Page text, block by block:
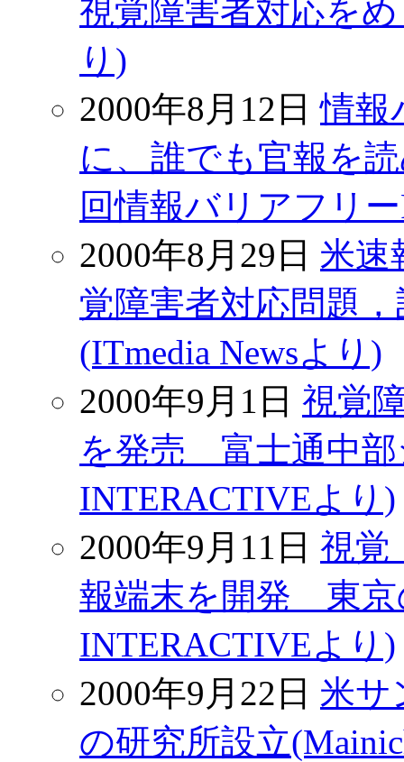
視覚障害者対応を
り)
2000年8月12日情報
に、誰でも官報を
回情報バリアフリ
2000年8月29日 米速
覚障害者対応問題
(ITmedia Newsより)
2000年9月1日 視覚
を発売 富士通中部
INTERACTIVEより)
2000年9月11日 視覚
報端末を開発 東京
INTERACTIVEより)
2000年9月22日 米サ
の研究所設立